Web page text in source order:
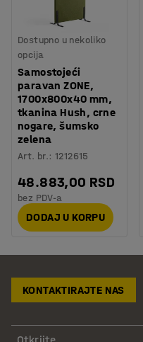
Dostupno u nekoliko
opcija
Samostojeći
paravan ZONE,
1700x800x40 mm,
tkanina Hush, crne
nogare, šumsko
zelena
Art. br.:1212615
48.883,00 RSD
bez PDV-a
DODAJ U KORPU
KONTAKTIRAJTE NAS